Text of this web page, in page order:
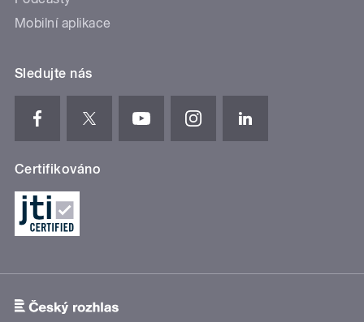
Mobilní aplikace
Sledujte nás
Certifikováno